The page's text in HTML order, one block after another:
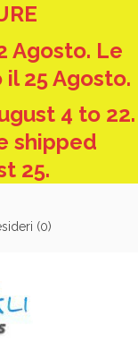
Agosto. Le
25 Agosto.
4 to 22.
shipped
25.
(0)